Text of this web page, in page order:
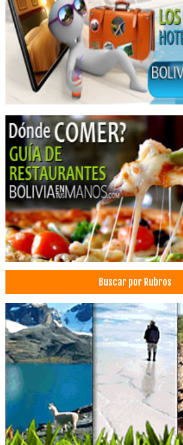
Cafeterías
Comida Rápida
Gyros
Restaurantes
Restaurantes: Comida Arabe
Restaurantes: Comida Internacional
Snack
Delivery
Consultorio Dental
Dentistas
Estética Dental
Implantología Dental
Implantes dentales
Médicos Odontólogos
Odontología Estética
Diseño Gráfico
Gigantografías
Impresión Digital
Impresión offset
Letreros
Publicidad, Artículos para
Publicidad
Revistas
Buscar por Rubros